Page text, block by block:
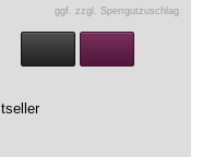
ggf. zzgl. Sperrgutzuschlag